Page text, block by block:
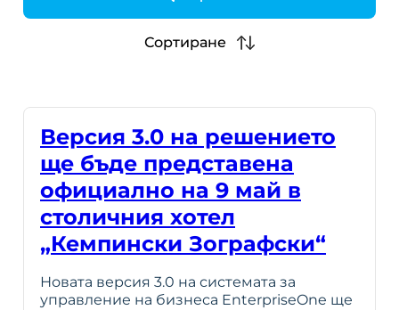
h
Сортиране
Версия 3.0 на решението
ще бъде представена
официално на 9 май в
столичния хотел
„Кемпински Зографски“
Новата версия 3.0 на системата за
управление на бизнеса EnterpriseOne ще